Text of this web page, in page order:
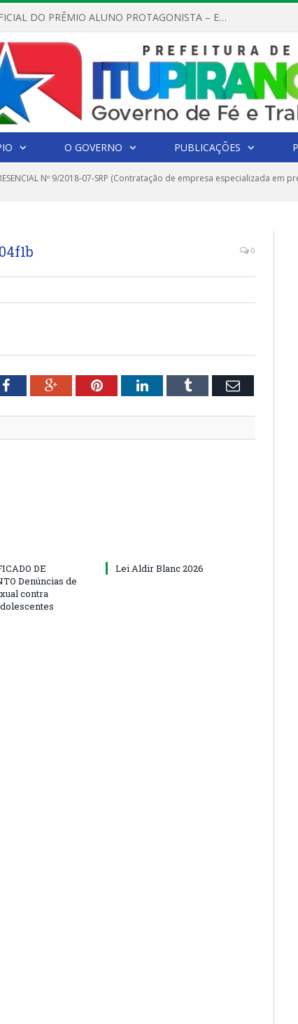
REGULAMENTO OFICIAL DO PRÊMIO ALUNO PROTAGONISTA – EDIÇÃO 2026
O GOVERNO PUBLICAÇÕES
Nº 9/2018-07-SRP (Contratação de empresa especializada
0
FacebookGoogle+PinterestLinkedInTumblr Email
DE
Denúncias de
contra
Lei Aldir Blanc 2026